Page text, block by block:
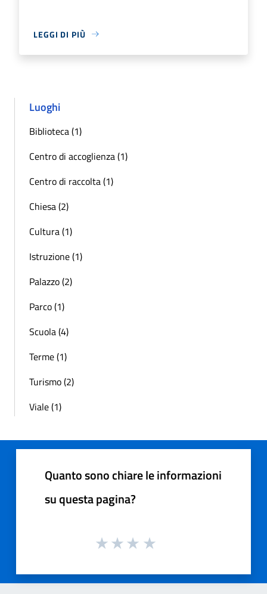
LEGGI DI PIÙ
Luoghi
Biblioteca (1)
Centro di accoglienza (1)
Centro di raccolta (1)
Chiesa (2)
Cultura (1)
Istruzione (1)
Palazzo (2)
Parco (1)
Scuola (4)
Terme (1)
Turismo (2)
Viale (1)
Quanto sono chiare le informazioni
su questa pagina?